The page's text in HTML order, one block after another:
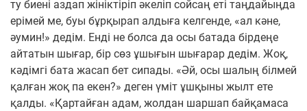
ту биені аздап жініктіріп әкеліп сойсаң еті таңдайыңда
ерімей ме, буы бұрқырап алдыға келгенде, «ал кәне,
әумин!» дедім. Енді не болса да осы батада бірдеңе
айтатын шығар, бір сөз ұшығын шығарар дедім. Жоқ,
кәдімгі бата жасап бет сипады. «Әй, осы шалың білмей
қалған жоқ па екен?» деген үміт ұшқыны жылт ете
қалды. «Қартайған адам, жолдан шаршап байқамаса